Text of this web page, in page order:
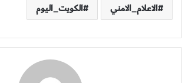
الاعلام_الامني
الكويت_اليوم